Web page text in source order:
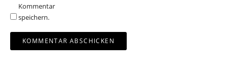
Kommentar
speichern.